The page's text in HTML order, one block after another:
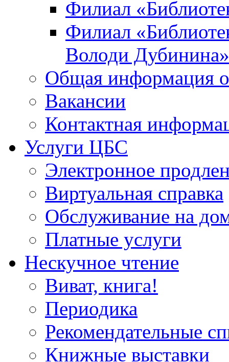
Филиал
Филиал
Володи Дубинина»
Общая информация
Вакансии
Контактная
Услуги ЦБС
Электронное
Виртуальная справка
Обслуживание на
Платные услуги
Нескучное чтение
Виват, книга!
Периодика
Рекомендательные
Книжные выставки